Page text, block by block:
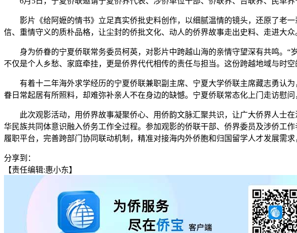
影片《给阿嬷的情书》立足真实侨批史料创作，以细腻温情的镜头，还原了老一
信、重情守义的质朴品格，让尘封的侨批文化、动人的侨界故事走出史料、走进大众
身为侨眷的宁夏侨联常务委员柯英，对影片中跨越山海的亲情守望深有共鸣。“
不仅是个人乡愁、家庭牵挂，更是侨界代代相传的责任与担当。这份跨越地域与时
有着十二年海外求学经历的宁夏侨联兼职副主席、宁夏大学侨联主席藏志勇认为
眷日常起居有所照料，却难弥补亲人不在身边的缺憾。宁夏侨联常态化上门走访慰问
此次观影活动，用侨界故事凝聚侨心、用侨韵文脉汇聚共识，让广大侨界人士在
华民族共同体意识融入侨务工作全过程。参加观影的侨联干部、侨界委员及涉侨工
履职平台，完善跨部门协同联动机制，精准对接海内外侨胞和归国留学人才发展需
分享到：
【责任编辑:惠小东】